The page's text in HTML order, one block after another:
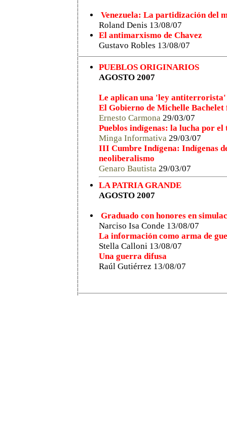
Venezuela: La partidización del
Roland Denis 13/08/07
El antimarxismo de Chavez
Gustavo Robles 13/08/07
PUEBLOS ORIGINARIOS
AGOSTO 2007
Le aplican una 'ley antiterrorista'
El Gobierno de Michelle
Ernesto Carmona 29/03/07
Pueblos indígenas: la lucha por
Minga Informativa 29/03/07
III Cumbre Indígena: Indígenas
neoliberalismo
Genaro Bautista 29/03/07
LA PATRIA GRANDE
AGOSTO 2007
Graduado con honores en
Narciso Isa Conde 13/08/07
La información como arma de
Stella Calloni 13/08/07
Una guerra difusa
Raúl Gutiérrez 13/08/07